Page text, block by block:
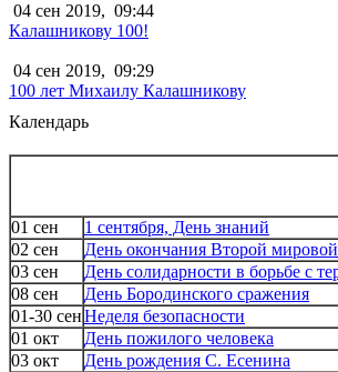
04 сен 2019, 09:44
Калашникову 100!
04 сен 2019, 09:29
100 лет Михаилу Калашникову
Календарь
01 сен
1 сентября, День знаний
02 сен
День окончания Второй
03 сен
День солидарности в борьбе с
08 сен
День Бородинского сражения
01-30 сенНеделя безопасности
01 окт
День пожилого человека
03 окт
День рождения С. Есенина